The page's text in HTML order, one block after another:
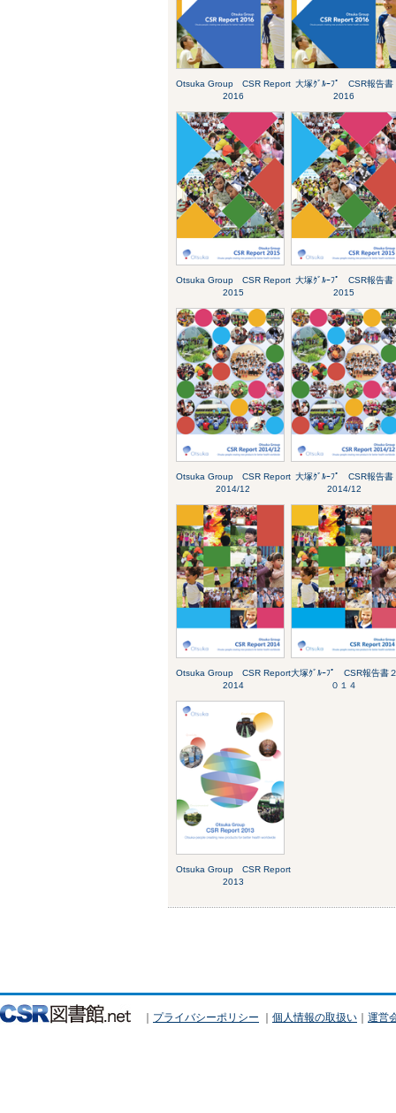
Otsuka Group CSR Report
2016
大塚ｸﾞﾙｰﾌﾟ CSR報告書
2016
Otsuka Group CSR Report
2015
大塚ｸﾞﾙｰﾌﾟ CSR報告書
2015
Otsuka Group CSR Report
2014/12
大塚ｸﾞﾙｰﾌﾟ CSR報告書
2014/12
Otsuka Group CSR Report
2014
大塚ｸﾞﾙｰﾌﾟ CSR報告書
０１４
Otsuka Group CSR Report
2013
｜ プライバシーポリシー ｜ 個人情報の取扱い ｜ 運営